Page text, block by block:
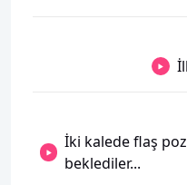
İki kalede flaş
beklediler...